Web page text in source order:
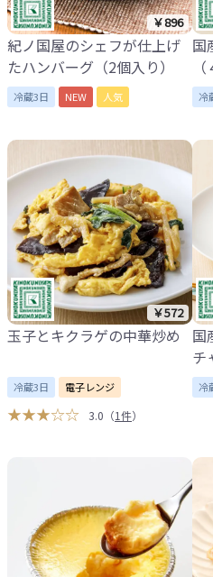
￥896
紀ノ国屋のシェフが仕上げ
たハンバーグ（2個入り）
冷蔵3日 NEW 人気
国
冷
￥572
玉子とキクラゲの中華炒め
冷蔵3日 電子レンジ
★★★☆☆ 3.0 （1件）
国
チ
冷